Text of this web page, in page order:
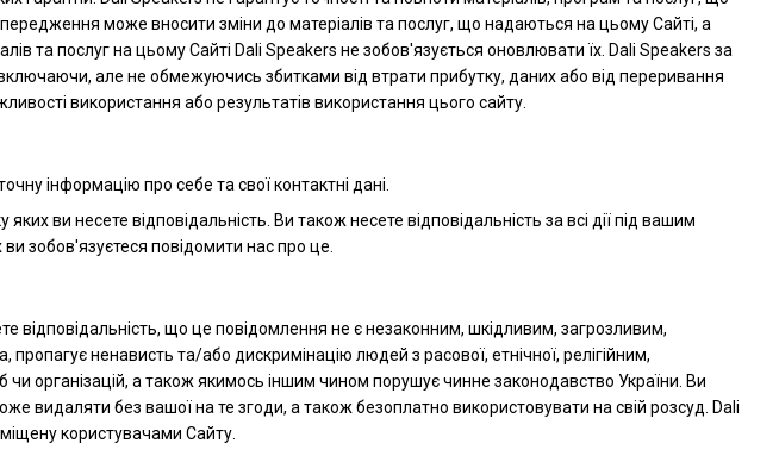
може вносити зміни до матеріалів та послуг, що надаються на цьому Сайті, а
та послуг на цьому Сайті Dali Speakers не зобов'язується оновлювати їх. Dali Speakers за
але не обмежуючись збитками від втрати прибутку, даних або від переривання
використання або результатів використання цього сайту.
інформацію про себе та свої контактні дані.
ви несете відповідальність. Ви також несете відповідальність за всі дії під вашим
зобов'язуєтеся повідомити нас про це.
відповідальність, що це повідомлення не є незаконним, шкідливим, загрозливим,
ненависть та/або дискримінацію людей з расової, етнічної, релігійним,
чи організацій, а також якимось іншим чином порушує чинне законодавство України. Ви
видаляти без вашої на те згоди, а також безоплатно використовувати на свій розсуд. Dali
користувачами Сайту.